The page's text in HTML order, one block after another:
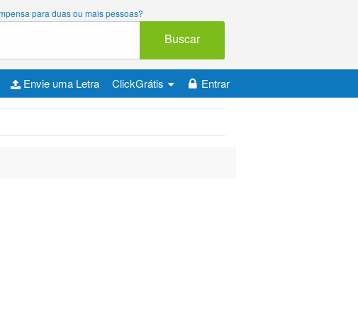
para duas ou mais pessoas?
Buscar
Entrar
ClickGrátis
Envie uma Letra